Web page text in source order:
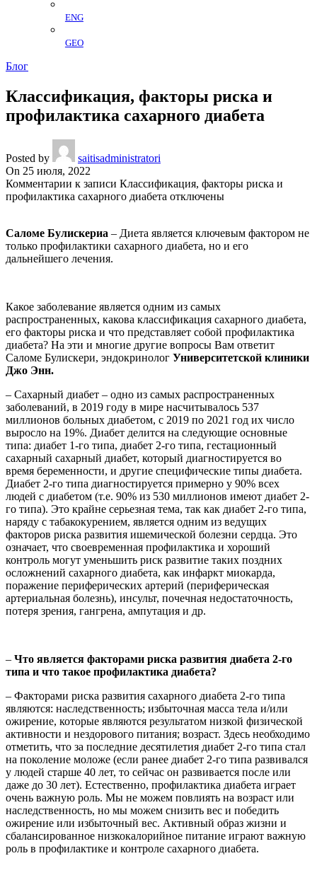
ENG
GEO
Блог
Классификация, факторы риска и
профилактика сахарного диабета
Posted by
saitisadministratori
On 25 июля, 2022
Комментарии к записи Классификация, факторы риска и
профилактика сахарного диабета отключены
Саломе Булискериa – Диета является ключевым фактором не
только профилактики сахарного диабета, но и его
дальнейшего лечения.
Какое заболевание является одним из самых
распространенных, какова классификация сахарного диабета,
его факторы риска и что представляет собой профилактика
диабета? На эти и многие другие вопросы Вам ответит
Саломе Булискери, эндокринолог Университетской клиники
Джо Энн.
– Сахарный диабет – одно из самых распространенных
заболеваний, в 2019 году в мире насчитывалось 537
миллионов больных диабетом, с 2019 по 2021 год их число
выросло на 19%. Диабет делится на следующие основные
типа: диабет 1-го типа, диабет 2-го типа, гестационный
сахарный сахарный диабет, который диагностируется во
время беременности, и другие специфические типы диабета.
Диабет 2-го типа диагностируется примерно у 90% всех
людей с диабетом (т.е. 90% из 530 миллионов имеют диабет 2-
го типа). Это крайне серьезная тема, так как диабет 2-го типа,
наряду с табакокурением, является одним из ведущих
факторов риска развития ишемической болезни сердца. Это
означает, что своевременная профилактика и хороший
контроль могут уменьшить риск развитие таких поздних
осложнений сахарного диабета, как инфаркт миокарда,
поражение периферических артерий (периферическая
артериальная болезнь), инсульт, почечная недостаточность,
потеря зрения, гангрена, ампутация и др.
– Что является факторами риска развития диабета 2-го
типа и что такое профилактика диабета?
– Факторами риска развития сахарного диабета 2-го типа
являются: наследственность; избыточная масса тела и/или
ожирение, которые являются результатом низкой физической
активности и нездорового питания; возраст. Здесь необходимо
отметить, что за последние десятилетия диабет 2-го типа стал
на поколение моложе (если ранее диабет 2-го типа развивался
у людей старше 40 лет, то сейчас он развивается после или
даже до 30 лет). Естественно, профилактика диабета играет
очень важную роль. Мы не можем повлиять на возраст или
наследственность, но мы можем снизить вес и победить
ожирение или избыточный вес. Активный образ жизни и
сбалансированное низкокалорийное питание играют важную
роль в профилактике и контроле сахарного диабета.